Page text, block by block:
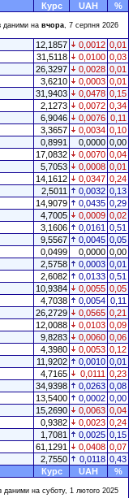
Курс UAH %
даними на вчора, 7 серпня 2026
12,1857 0,0012 0,01
31,5118 0,0100 0,03
26,3297 0,0028 0,01
3,6210 0,0003 0,01
31,9403 0,0478 0,15
2,1273 0,0072 0,34
6,9046 0,0076 0,11
3,3657 0,0034 0,10
0,8991 0,0000 0,00
17,0832 0,0070 0,04
5,7053 0,0008 0,01
14,1612 0,0347 0,24
2,5011 0,0032 0,13
14,9079 0,0435 0,29
4,7005 0,0009 0,02
3,1606 0,0161 0,51
9,5567 0,0045 0,05
0,0499 0,0000 0,00
2,5758 0,0003 0,01
2,6082 0,0133 0,51
10,9384 0,0055 0,05
4,7038 0,0054 0,11
26,2729 0,0565 0,21
12,0088 0,0103 0,09
9,8283 0,0060 0,06
4,3980 0,0053 0,12
11,9202 0,0010 0,01
4,7165 0,0111 0,23
34,9398 0,0263 0,08
13,5400 0,0002 0,00
15,2690 0,0063 0,04
0,9382 0,0023 0,24
1,7081 0,0025 0,15
61,1291 0,0408 0,07
2,7550 0,0118 0,43
Курс UAH %
даними на суботу, 1 лютого 2025